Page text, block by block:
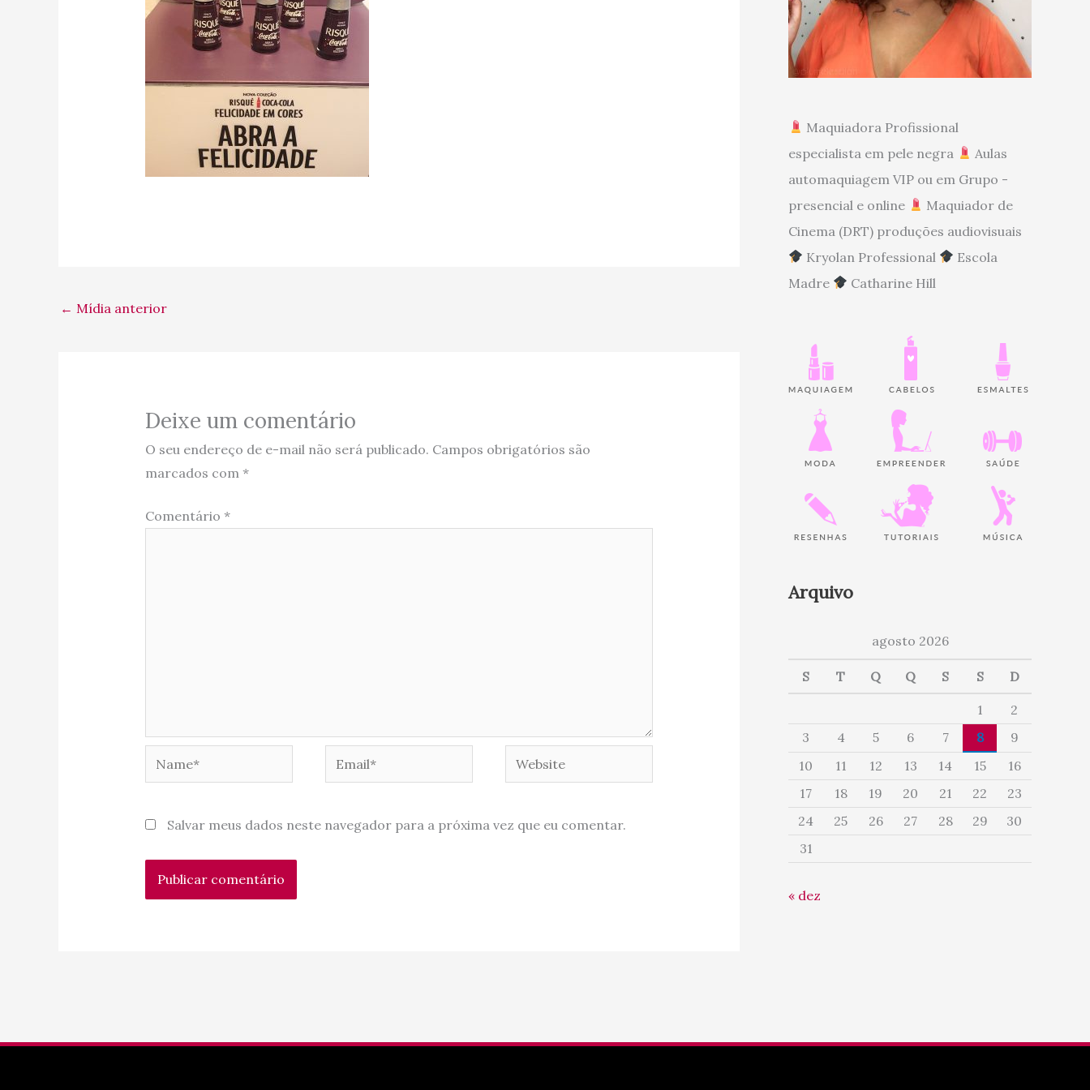
← Mídia anterior
Deixe um comentário
O seu endereço de e-mail não será publicado. Campos obrigatórios são
marcados com *
Comentário *
Website
Salvar meus dados neste navegador para a próxima vez que eu comentar.
Maquiadora Profissional
especialista em pele negra
Aulas
automaquiagem VIP ou em Grupo -
presencial e online
Maquiador de
Cinema (DRT) produções audiovisuais
Kryolan Professional
Escola
Madre
Catharine Hill
Arquivo
agosto 2026
S T Q Q S S D
1
2
3
4 5 6 7 8
9
10
11 12 13 14 15
16
17
18 19 20 21 22
23
24
25 26 27 28 29
30
31
« dez